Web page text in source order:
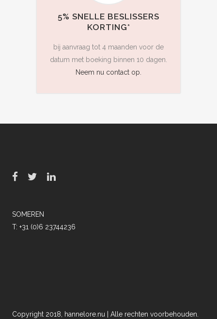
5% SNELLE BESLISSERS
KORTING*
bij aanvraag tot 4 maanden voor de
datum met boeking binnen 10 dagen.
Neem nu contact op.
SOMEREN
T: +31 (0)6 23744236
Copyright 2018, hannelore.nu | Alle rechten voorbehouden.